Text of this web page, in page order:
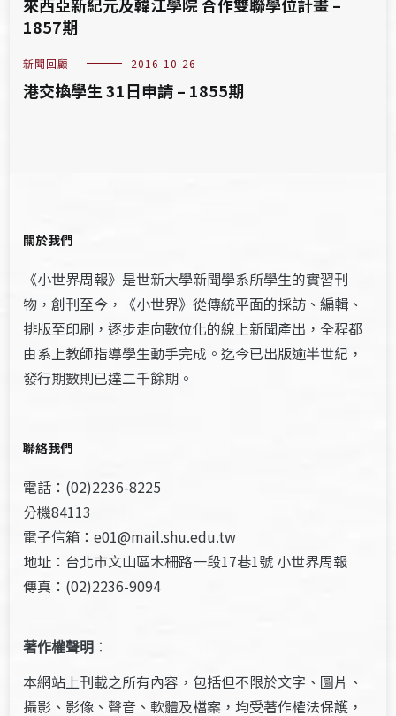
1857期
新聞回顧 2016-10-26
港交換學生 31日申請 – 1855期
關於我們
《小世界周報》是世新大學新聞學系所學生的實習刊
物，創刊至今，《小世界》從傳統平面的採訪、編輯、
排版至印刷，逐步走向數位化的線上新聞產出，全程都
由系上教師指導學生動手完成。迄今已出版逾半世紀，
發行期數則已達二千餘期。
聯絡我們
電話：(02)2236-8225
分機84113
電子信箱：e01@mail.shu.edu.tw
地址：台北市文山區木柵路一段17巷1號 小世界周報
傳真：(02)2236-9094
著作權聲明 ：
本網站上刊載之所有內容，包括但不限於文字、圖片、
攝影、影像、聲音、軟體及檔案，均受著作權法保護，